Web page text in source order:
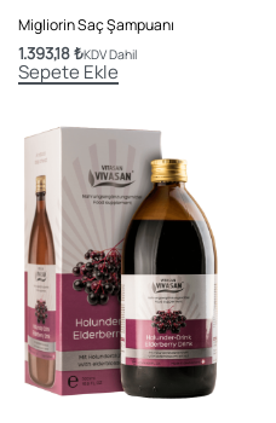
Migliorin Saç Şampuanı
1.393,18₺KDV Dahil
Sepete Ekle